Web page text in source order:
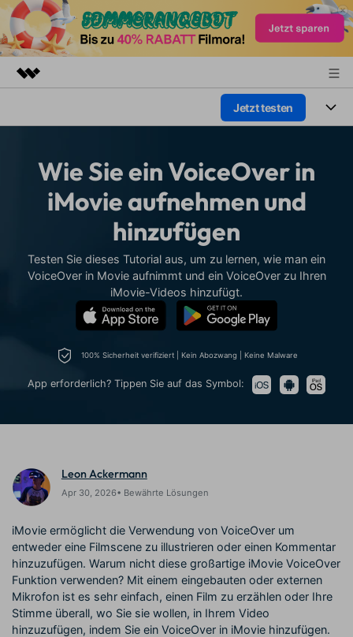
Dienstprogramme
Überblick
Lösungen
Shop
Jetzt testen
Plattformen
Funktionen
Audio
Wer
Ressourcen
Video-Prompts
Über 100 heiße Video-
Prompts – schnell ähnliche
Videos erstellen
Meisterkurs
Beherrschen Sie
Videobearbeitungsfähigkeiten
erweitern Sie Ihre
Videobearbeitungs-
Fähigkeiten mit Filmora
können
Creator
Monetarisierungs-
Programm
Monetarisieren Sie
Ihren Einfluss mit Filmora
Freunde-werben-
Programm
An Freunde empfehlen,
Belohnungen erhalten
Hilfe-Center
Kunden-Geschichten
Erfahren Sie, wie unsere
Affiliate-Programm
Schalten Sie Partnerschaften
Anmelden
Wie Sie ein VoiceOver in
iMovie aufnehmen und
hinzufügen
Testen Sie dieses Tutorial aus, um zu lernen, wie man ein
VoiceOver in Movie aufnimmt und ein VoiceOver zu Ihren
iMovie-Videos hinzufügt.
100% Sicherheit verifiziert | Kein Abozwang | Keine Malware
App erforderlich? Tippen Sie auf das Symbol:
Leon Ackermann
Apr 30, 2026• Bewährte Lösungen
iMovie ermöglicht die Verwendung von VoiceOver um
entweder eine Filmscene zu illustrieren oder einen Kommentar
hinzuzufügen. Warum nicht diese großartige iMovie VoiceOver
Funktion verwenden? Mit einem eingebauten oder externen
Mikrofon ist es sehr einfach, einen Film zu erzählen oder Ihre
Stimme überall, wo Sie sie wollen, in Ihrem Video
hinzuzufügen, indem Sie ein VoiceOver in iMovie hinzufügen.